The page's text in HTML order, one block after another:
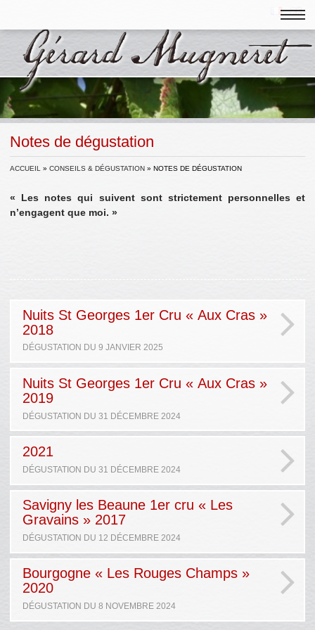
Notes de dégustation
ACCUEIL » CONSEILS & DÉGUSTATION » NOTES DE DÉGUSTATION
« Les notes qui suivent sont strictement personnelles et
n’engagent que moi. »
Nuits St Georges 1er Cru « Aux Cras »
2018
DÉGUSTATION DU 9 JANVIER 2025
Nuits St Georges 1er Cru « Aux Cras »
2019
DÉGUSTATION DU 31 DÉCEMBRE 2024
2021
DÉGUSTATION DU 31 DÉCEMBRE 2024
Savigny les Beaune 1er cru « Les
Gravains » 2017
DÉGUSTATION DU 12 DÉCEMBRE 2024
Bourgogne « Les Rouges Champs »
2020
DÉGUSTATION DU 8 NOVEMBRE 2024